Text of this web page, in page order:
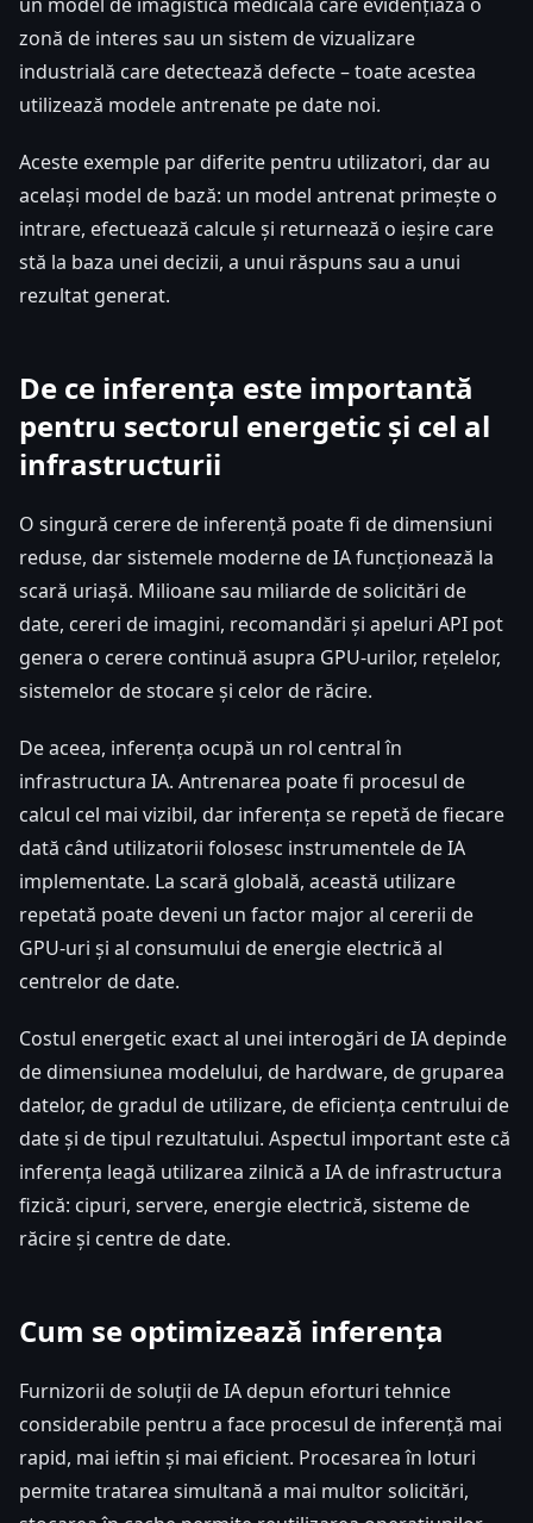
zonă de interes sau un sistem de vizualizare
industrială care detectează defecte – toate acestea
utilizează modele antrenate pe date noi.
Aceste exemple par diferite pentru utilizatori, dar au
același model de bază: un model antrenat primește o
intrare, efectuează calcule și returnează o ieșire care
stă la baza unei decizii, a unui răspuns sau a unui
rezultat generat.
De ce inferența este importantă
pentru sectorul energetic și cel al
infrastructurii
O singură cerere de inferență poate fi de dimensiuni
reduse, dar sistemele moderne de IA funcționează la
scară uriașă. Milioane sau miliarde de solicitări de
date, cereri de imagini, recomandări și apeluri API pot
genera o cerere continuă asupra GPU-urilor, rețelelor,
sistemelor de stocare și celor de răcire.
De aceea, inferența ocupă un rol central în
infrastructura IA. Antrenarea poate fi procesul de
calcul cel mai vizibil, dar inferența se repetă de fiecare
dată când utilizatorii folosesc instrumentele de IA
implementate. La scară globală, această utilizare
repetată poate deveni un factor major al cererii de
GPU-uri și al consumului de energie electrică al
centrelor de date.
Costul energetic exact al unei interogări de IA depinde
de dimensiunea modelului, de hardware, de gruparea
datelor, de gradul de utilizare, de eficiența centrului de
date și de tipul rezultatului. Aspectul important este că
inferența leagă utilizarea zilnică a IA de infrastructura
fizică: cipuri, servere, energie electrică, sisteme de
răcire și centre de date.
Cum se optimizează inferența
Furnizorii de soluții de IA depun eforturi tehnice
considerabile pentru a face procesul de inferență mai
rapid, mai ieftin și mai eficient. Procesarea în loturi
permite tratarea simultană a mai multor solicitări,